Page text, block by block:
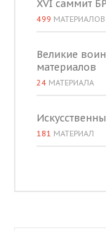
XVI саммит
499 МАТЕРИАЛОВ
Великие
материалов
24 МАТЕРИАЛА
181 МАТЕРИАЛ